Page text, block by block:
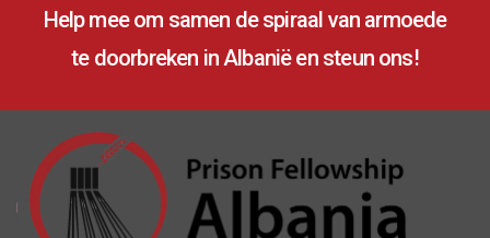
Help mee om samen de spiraal van armoede
te doorbreken in Albanië en steun ons!